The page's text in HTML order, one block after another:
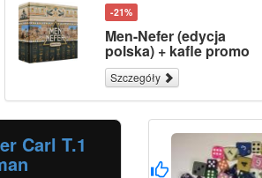
-21%
Men-Nefer (edycja
polska) + kafle promo
Szczegóły
Carl T.1